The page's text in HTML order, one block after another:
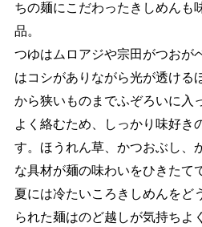
ちの麺にこだわったきしめんも
品。
つゆはムロアジや宗田がつおが
はコシがありながら光が透ける
から狭いものまでふぞろいに入
よく絡むため、しっかり味好き
す。ほうれん草、かつおぶし、
な具材が麺の味わいをひきたて
夏には冷たいころきしめんをど
られた麺はのど越しが気持ちよ